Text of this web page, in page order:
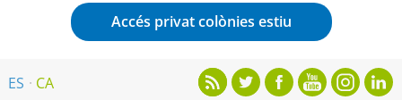
Accés privat colònies estiu
ES CA